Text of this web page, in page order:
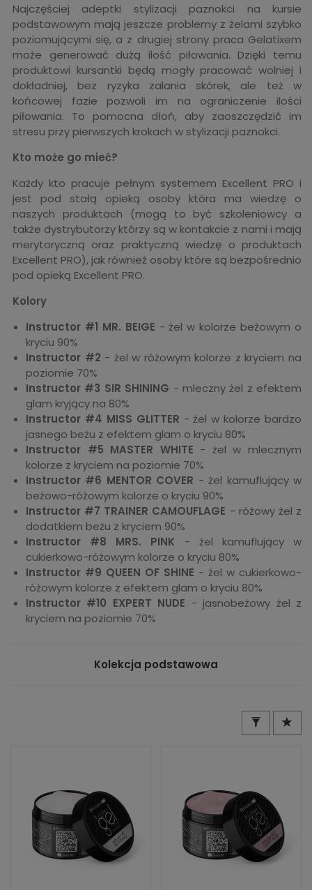
Najczęściej adeptki stylizacji paznokci na kursie
podstawowym mają jeszcze problemy z żelami szybko
poziomującymi się, a z drugiej strony praca Gelatixem
może generować dużą ilość piłowania. Dzięki temu
produktowi kursantki będą mogły pracować wolniej i
dokładniej, bez ryzyka zalania skórek, ale też w
końcowej fazie pozwoli im na ograniczenie ilości
piłowania. To pomocna dłoń, aby zaoszczędzić im
stresu przy pierwszych krokach w stylizacji paznokci.
Kto może go mieć?
Każdy kto pracuje pełnym systemem Excellent PRO i
jest pod stałą opieką osoby która ma wiedzę o
naszych produktach (mogą to być szkoleniowcy a
także dystrybutorzy którzy są w kontakcie z nami i mają
merytoryczną oraz praktyczną wiedzę o produktach
Excellent PRO), jak również osoby które są bezpośrednio
pod opieką Excellent PRO.
Kolory
Instructor #1 MR. BEIGE - żel w kolorze beżowym o
kryciu 90%
Instructor #2 - żel w różowym kolorze z kryciem na
poziomie 70%
Instructor #3 SIR SHINING - mleczny żel z efektem
glam kryjący na 80%
Instructor #4 MISS GLITTER - żel w kolorze bardzo
jasnego beżu z efektem glam o kryciu 80%
Instructor #5 MASTER WHITE - żel w mlecznym
kolorze z kryciem na poziomie 70%
Instructor #6 MENTOR COVER - żel kamuflujący w
beżowo-różowym kolorze o kryciu 90%
Instructor #7 TRAINER CAMOUFLAGE - różowy żel z
dodatkiem beżu z kryciem 90%
Instructor #8 MRS. PINK - żel kamuflujący w
cukierkowo-różowym kolorze o kryciu 80%
Instructor #9 QUEEN OF SHINE - żel w cukierkowo-
różowym kolorze z efektem glam o kryciu 80%
Instructor #10 EXPERT NUDE - jasnobeżowy żel z
kryciem na poziomie 70%
Kolekcja podstawowa